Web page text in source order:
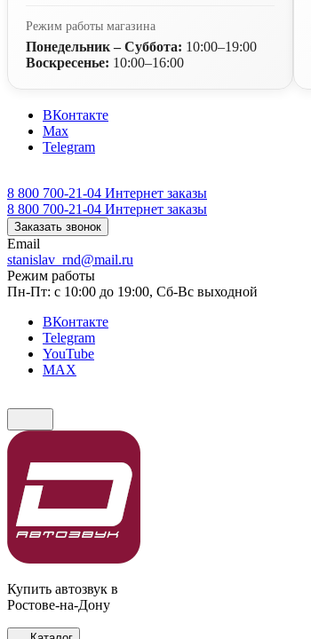
Режим работы магазина
Понедельник – Суббота: 10:00–19:00
Воскресенье: 10:00–16:00
ВКонтакте
Max
Telegram
8 800 700-21-04 Интернет заказы
8 800 700-21-04 Интернет заказы
Заказать звонок
Email
stanislav_rnd@mail.ru
Режим работы
Пн-Пт: с 10:00 до 19:00, Сб-Вс выходной
ВКонтакте
Telegram
YouTube
MAX
Купить автозвук в
Ростове-на-Дону